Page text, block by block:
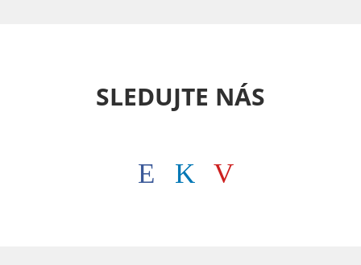
SLEDUJTE NÁS